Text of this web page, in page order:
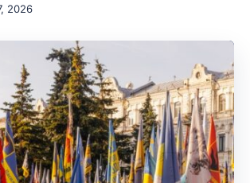
2026